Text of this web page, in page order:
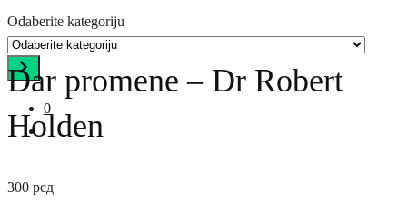
Odaberite kategoriju
0
Dar promene – Dr Robert
Holden
300 рсд